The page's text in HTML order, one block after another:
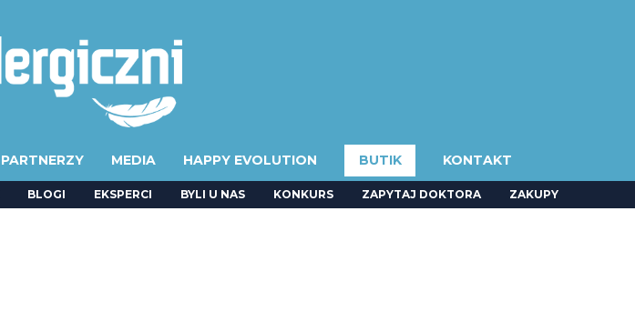
PARTNERZY MEDIA HAPPY EVOLUTION BUTIK KONTAKT
BLOGI EKSPERCI BYLI U NAS KONKURS ZAPYTAJ DOKTORA ZAKUPY